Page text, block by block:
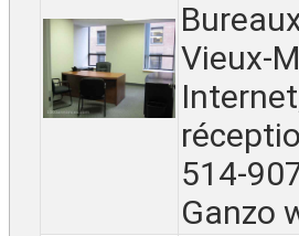
Vieux-
514-
Ganzo